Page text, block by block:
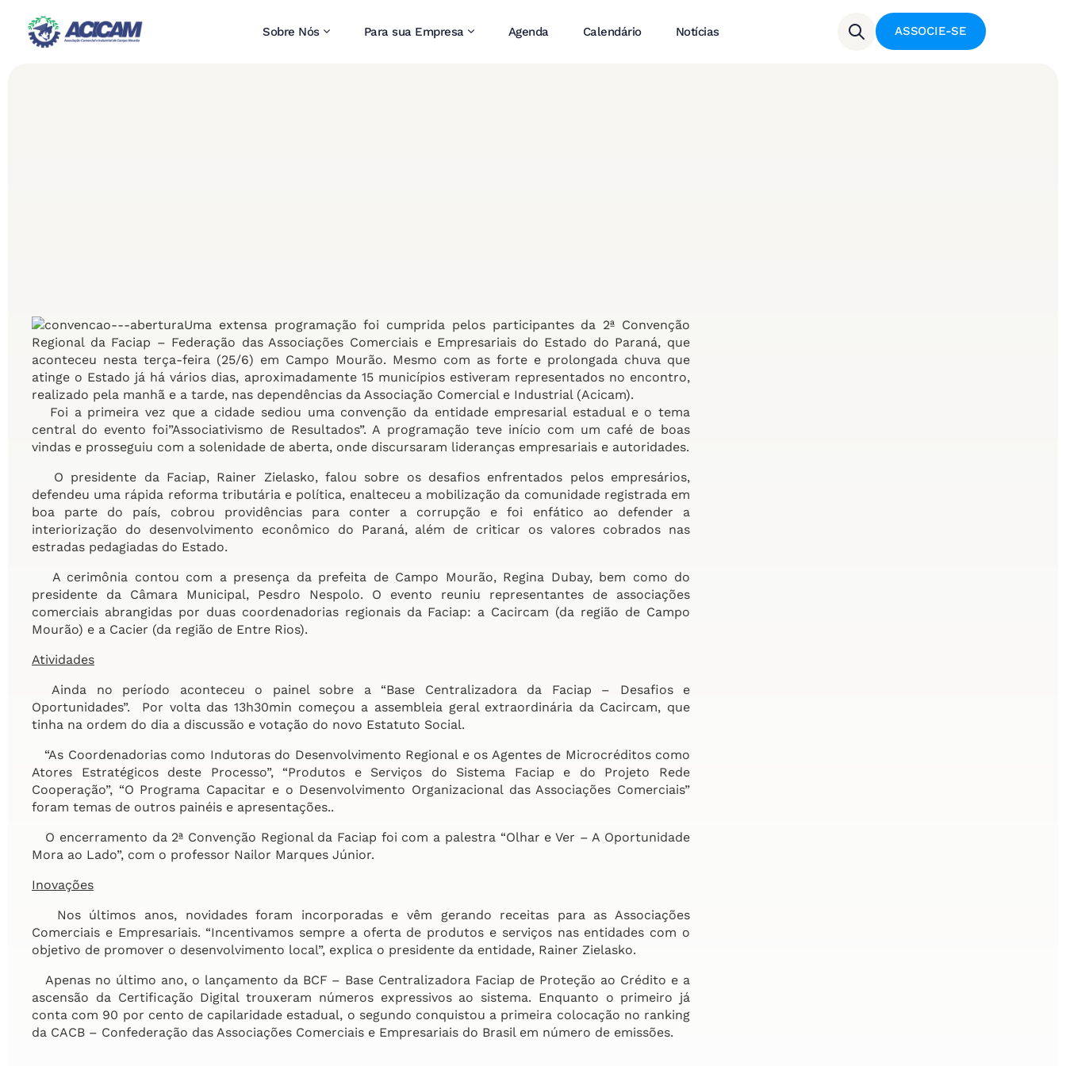
Sobre Nós Para sua Empresa Agenda Calendário Notícias ASSOCIE-SE
Uma extensa programação foi cumprida pelos participantes da 2ª Convenção
Regional da Faciap – Federação das Associações Comerciais e Empresariais do Estado do Paraná, que
aconteceu nesta terça-feira (25/6) em Campo Mourão. Mesmo com as forte e prolongada chuva que
atinge o Estado já há vários dias, aproximadamente 15 municípios estiveram representados no encontro,
realizado pela manhã e a tarde, nas dependências da Associação Comercial e Industrial (Acicam).
Foi a primeira vez que a cidade sediou uma convenção da entidade empresarial estadual e o tema
central do evento foi”Associativismo de Resultados”. A programação teve início com um café de boas
vindas e prosseguiu com a solenidade de aberta, onde discursaram lideranças empresariais e autoridades.
O presidente da Faciap, Rainer Zielasko, falou sobre os desafios enfrentados pelos empresários,
defendeu uma rápida reforma tributária e política, enalteceu a mobilização da comunidade registrada em
boa parte do país, cobrou providências para conter a corrupção e foi enfático ao defender a
interiorização do desenvolvimento econômico do Paraná, além de criticar os valores cobrados nas
estradas pedagiadas do Estado.
A cerimônia contou com a presença da prefeita de Campo Mourão, Regina Dubay, bem como do
presidente da Câmara Municipal, Pesdro Nespolo. O evento reuniu representantes de associações
comerciais abrangidas por duas coordenadorias regionais da Faciap: a Cacircam (da região de Campo
Mourão) e a Cacier (da região de Entre Rios).
Atividades
Ainda no período aconteceu o painel sobre a “Base Centralizadora da Faciap – Desafios e
Oportunidades”. Por volta das 13h30min começou a assembleia geral extraordinária da Cacircam, que
tinha na ordem do dia a discussão e votação do novo Estatuto Social.
“As Coordenadorias como Indutoras do Desenvolvimento Regional e os Agentes de Microcréditos como
Atores Estratégicos deste Processo”, “Produtos e Serviços do Sistema Faciap e do Projeto Rede
Cooperação”, “O Programa Capacitar e o Desenvolvimento Organizacional das Associações Comerciais”
foram temas de outros painéis e apresentações..
O encerramento da 2ª Convenção Regional da Faciap foi com a palestra “Olhar e Ver – A Oportunidade
Mora ao Lado”, com o professor Nailor Marques Júnior.
Inovações
Nos últimos anos, novidades foram incorporadas e vêm gerando receitas para as Associações
Comerciais e Empresariais. “Incentivamos sempre a oferta de produtos e serviços nas entidades com o
objetivo de promover o desenvolvimento local”, explica o presidente da entidade, Rainer Zielasko.
Apenas no último ano, o lançamento da BCF – Base Centralizadora Faciap de Proteção ao Crédito e a
ascensão da Certificação Digital trouxeram números expressivos ao sistema. Enquanto o primeiro já
conta com 90 por cento de capilaridade estadual, o segundo conquistou a primeira colocação no ranking
da CACB – Confederação das Associações Comerciais e Empresariais do Brasil em número de emissões.